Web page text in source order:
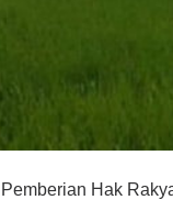
Pemberian Hak